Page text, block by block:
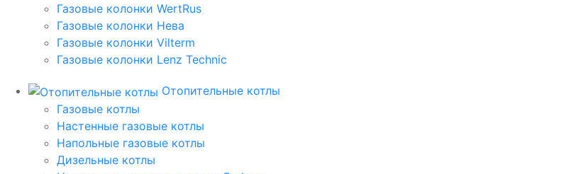
Газовые колонки WertRus
Газовые колонки Нева
Газовые колонки Vilterm
Газовые колонки Lenz Technic
Отопительные котлы
Газовые котлы
Настенные газовые котлы
Напольные газовые котлы
Дизельные котлы